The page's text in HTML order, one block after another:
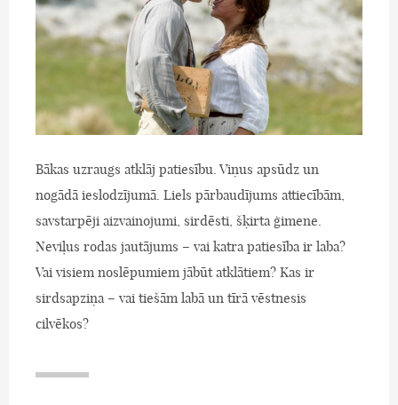
Bākas uzraugs atklāj patiesību. Viņus apsūdz un
nogādā ieslodzījumā. Liels pārbaudījums attiecībām,
savstarpēji aizvainojumi, sirdēsti, šķirta ģimene.
Neviļus rodas jautājums – vai katra patiesība ir laba?
Vai visiem noslēpumiem jābūt atklātiem? Kas ir
sirdsapziņa – vai tiešām labā un tīrā vēstnesis
cilvēkos?